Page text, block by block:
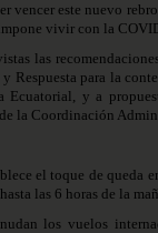
vencer este nuevo
vivir con la
las
Respuesta para la
Ecuatorial, y a
la Coordinación
el toque de queda
las 6 horas de la
los vuelos